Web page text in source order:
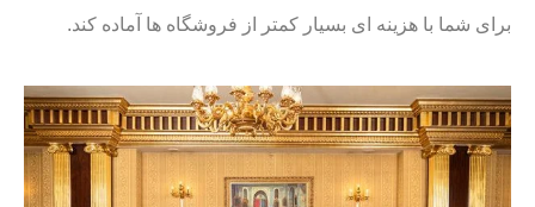
برای شما با هزینه ای بسیار کمتر از فروشگاه ها آماده کند.